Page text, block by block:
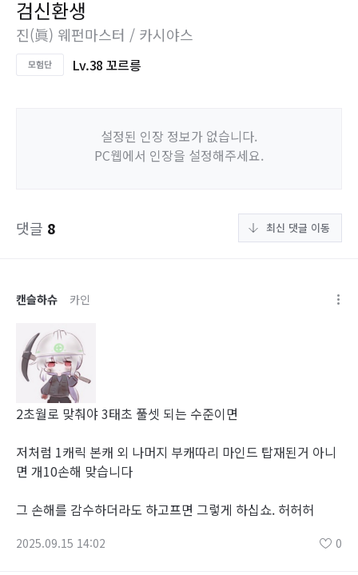
검신환생
진(眞) 웨펀마스터 / 카시야스
Lv.38 꼬르릉
설정된 인장 정보가 없습니다.
PC웹에서 인장을 설정해주세요.
댓글 8 최신 댓글 이동
캔슬하슈 카인
2초월로 맞춰야 3태초 풀셋 되는 수준이면
저처럼 1캐릭 본캐 외 나머지 부캐따리 마인드 탑재된거 아니
면 개10손해 맞습니다
그 손해를 감수하더라도 하고프면 그렇게 하십쇼. 허허허
2025.09.15 14:02 0